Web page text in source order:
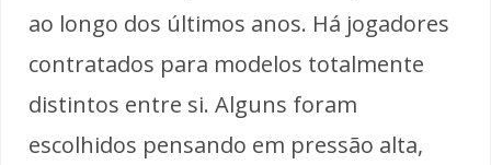
ao longo dos últimos anos. Há jogadores
contratados para modelos totalmente
distintos entre si. Alguns foram
escolhidos pensando em pressão alta,